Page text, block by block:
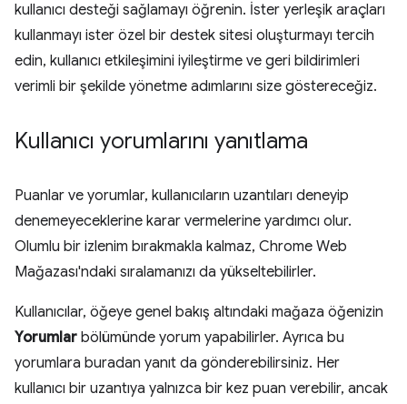
kullanıcı desteği sağlamayı öğrenin. İster yerleşik araçları
kullanmayı ister özel bir destek sitesi oluşturmayı tercih
edin, kullanıcı etkileşimini iyileştirme ve geri bildirimleri
verimli bir şekilde yönetme adımlarını size göstereceğiz.
Kullanıcı yorumlarını yanıtlama
Puanlar ve yorumlar, kullanıcıların uzantıları deneyip
denemeyeceklerine karar vermelerine yardımcı olur.
Olumlu bir izlenim bırakmakla kalmaz, Chrome Web
Mağazası'ndaki sıralamanızı da yükseltebilirler.
Kullanıcılar, öğeye genel bakış altındaki mağaza öğenizin
Yorumlar bölümünde yorum yapabilirler. Ayrıca bu
yorumlara buradan yanıt da gönderebilirsiniz. Her
kullanıcı bir uzantıya yalnızca bir kez puan verebilir, ancak